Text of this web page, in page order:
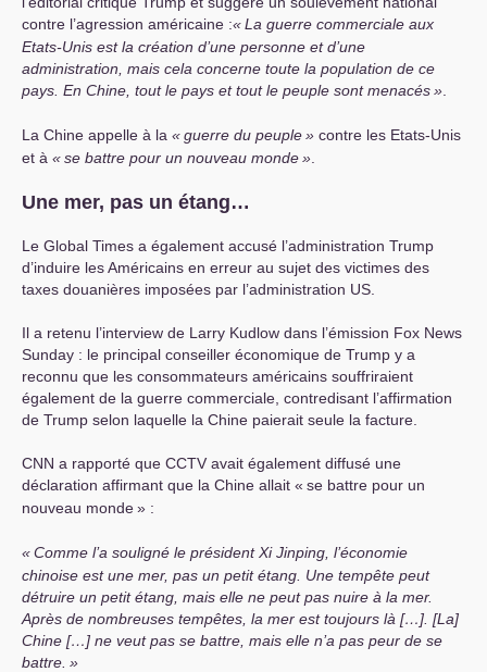
contre l’agression américaine :«La guerre commerciale aux
Etats-Unis est la création d’une personne et d’une
administration, mais cela concerne toute la population de ce
pays. En Chine, tout le pays et tout le peuple sont menacés»
La Chine appelle à la «guerre du peuple» contre les Etats-Unis
et à «se battre pour un nouveau monde»
Une mer, pas un étang…
Le Global Times a également accusé l’administration Trump
d’induire les Américains en erreur au sujet des victimes des
taxes douanières imposées par l’administration US
Il a retenu l’interview de Larry Kudlow dans l’émission Fox News
Sunday : le principal conseiller économique de Trump y a
reconnu que les consommateurs américains souffriraient
également de la guerre commerciale, contredisant l’affirmation
de Trump selon laquelle la Chine paierait seule la facture.
CNN a rapporté que CCTV avait également diffusé une
déclaration affirmant que la Chine allait « se battre pour un
nouveau monde» :
«Comme l’a souligné le président Xi Jinping, l’économie
chinoise est une mer, pas un petit étang. Une tempête peut
détruire un petit étang, mais elle ne peut pas nuire à la mer.
Après de nombreuses tempêtes, la mer est toujours là […]. [La]
Chine […] ne veut pas se battre, mais elle n’a pas peur de se
battre. »